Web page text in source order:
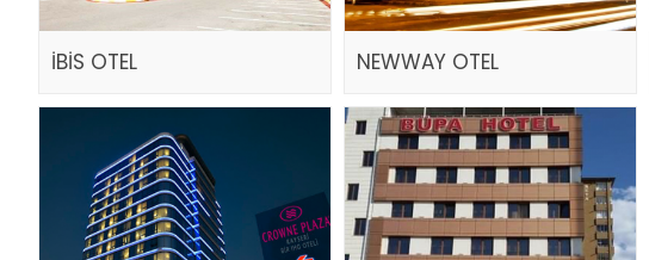
İBİS OTEL NEWWAY OTEL